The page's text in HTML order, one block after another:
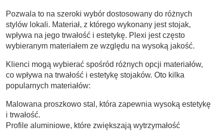
Pozwala to na szeroki wybór dostosowany do różnych
stylów lokali. Materiał, z którego wykonany jest stojak,
wpływa na jego trwałość i estetykę. Plexi jest często
wybieranym materiałem ze względu na wysoką jakość.
Klienci mogą wybierać spośród różnych opcji materiałów,
co wpływa na trwałość i estetykę stojaków. Oto kilka
popularnych materiałów:
Malowana proszkowo stal, która zapewnia wysoką estetykę
i trwałość.
Profile aluminiowe, które zwiększają wytrzymałość